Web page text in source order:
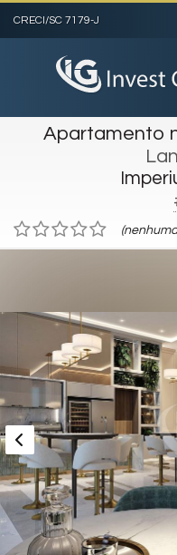
CRECI/SC 7179-J
Apartamento